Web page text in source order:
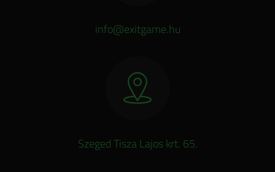
info@exitgame.hu
Szeged Tisza Lajos krt. 65.